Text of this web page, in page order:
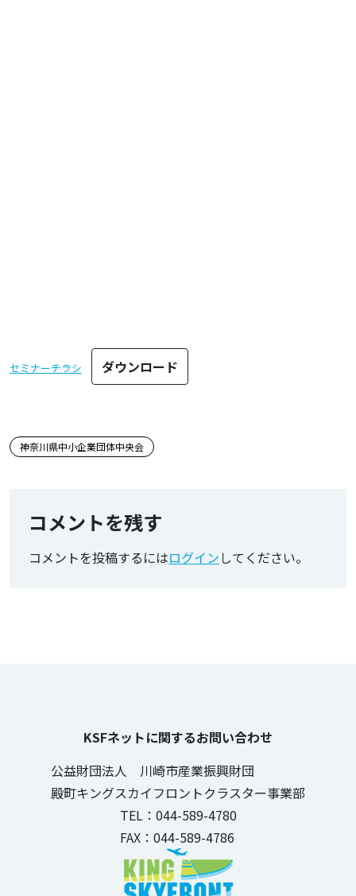
セミナーチラシ ダウンロード
この記事のタグ
神奈川県中小企業団体中央会
コメントを残す
コメントを投稿するにはログインしてください。
KSFネットに関するお問い合わせ
公益財団法人 川崎市産業振興財団
殿町キングスカイフロントクラスター事業部
TEL：044-589-4780
FAX：044-589-4786